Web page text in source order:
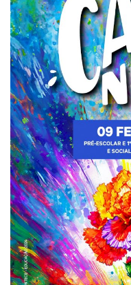
Educação
Estatuto Editorial
Saúde
Ficha técnica
Cultura
Lazer
Ambiente